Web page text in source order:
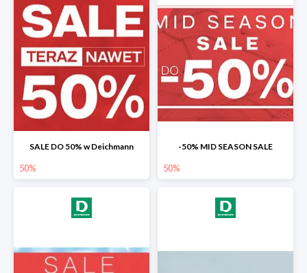
SALE DO 50% w Deichmann
50%
-50% MID SEASON SALE
50%